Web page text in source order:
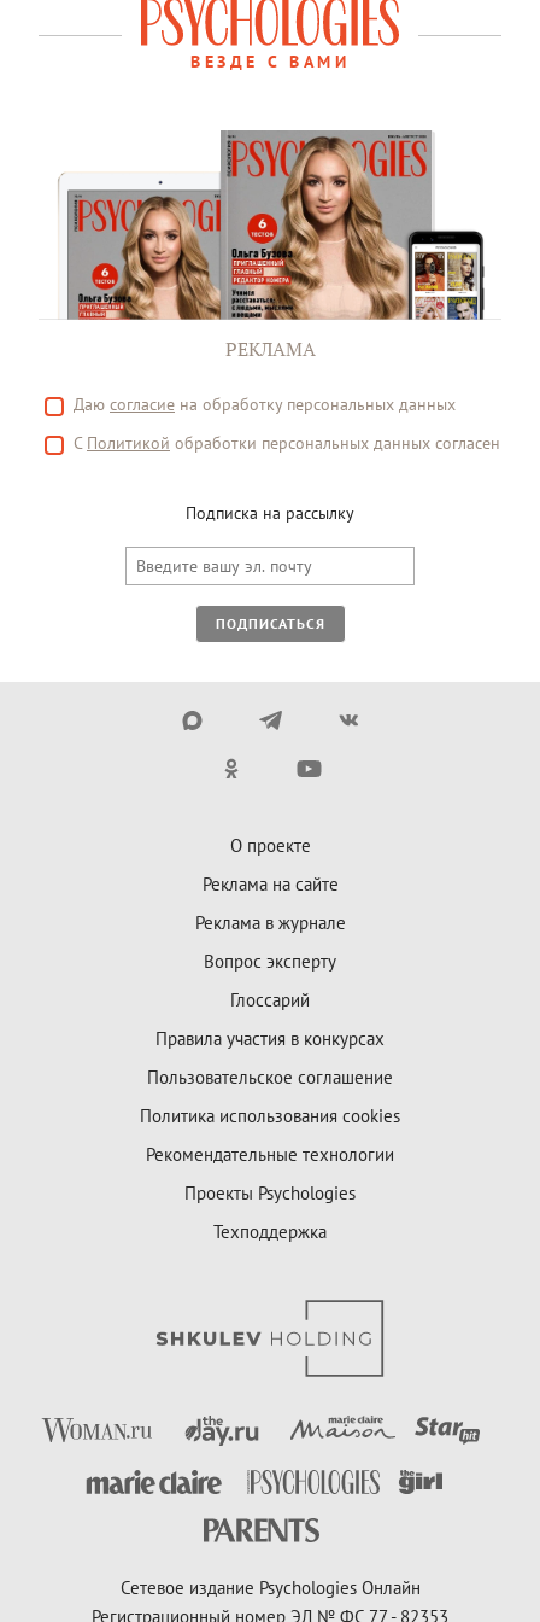
ВЕЗДЕ С ВАМИ
РЕКЛАМА
Даю согласие на обработку персональных данных
С Политикой обработки персональных данных согласен
Подписка на рассылку
ПОДПИСАТЬСЯ
О проекте
Реклама на сайте
Реклама в журнале
Вопрос эксперту
Глоссарий
Правила участия в конкурсах
Пользовательское соглашение
Политика использования cookies
Рекомендательные технологии
Проекты Psychologies
Техподдержка
Сетевое издание Psychologies Онлайн
Регистрационный номер ЭЛ № ФС 77 - 82353